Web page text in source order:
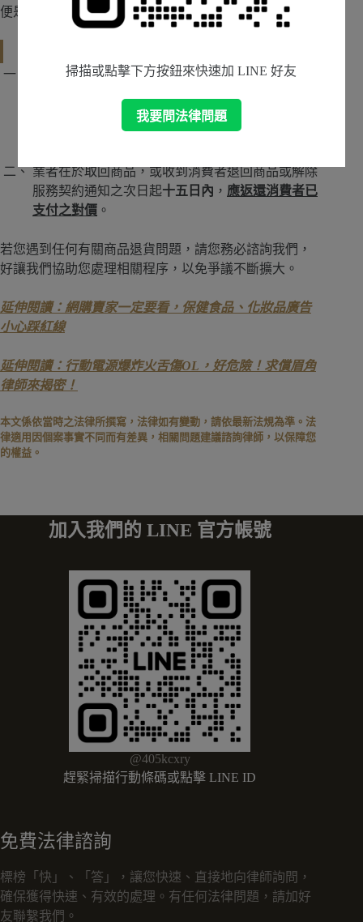
便是線上購物，也不能無條件在七天內退貨。
消費者可以以直接退回商品，或書面通知方式解除
於收到通知之次日起十五日內，至原交付處所或約
定處所取回商品。換言之，也就是業者得要負擔退
業者在於取回商品，或收到消費者退回商品或解除
服務契約通知之次日起十五日內 ， 應返還消費者已
支付之對價 。
若您遇到任何有關商品退貨問題，請您務必諮詢我們，
好讓我們協助您處理相關程序，以免爭議不斷擴大。
延伸閱讀：網購賣家一定要看，保健食品、化妝品廣告
小心踩紅線
延伸閱讀：行動電源爆炸火舌傷OL，好危險！求償眉角
律師來揭密！
本文係依當時之法律所撰寫，法律如有變動，請依最新法規為準。法
律適用因個案事實不同而有差異，相關問題建議諮詢律師，以保障您
的權益。
加入我們的 LINE 官方帳號
@405kcxry
趕緊掃描行動條碼或點擊 LINE ID
免費法律諮詢
標榜「快」、「答」，讓您快速、直接地向律師詢問，
確保獲得快速、有效的處理。有任何法律問題，請加好
友聯繫我們。
掃描或點擊下方按鈕來快速加 LINE 好友
我要問法律問題